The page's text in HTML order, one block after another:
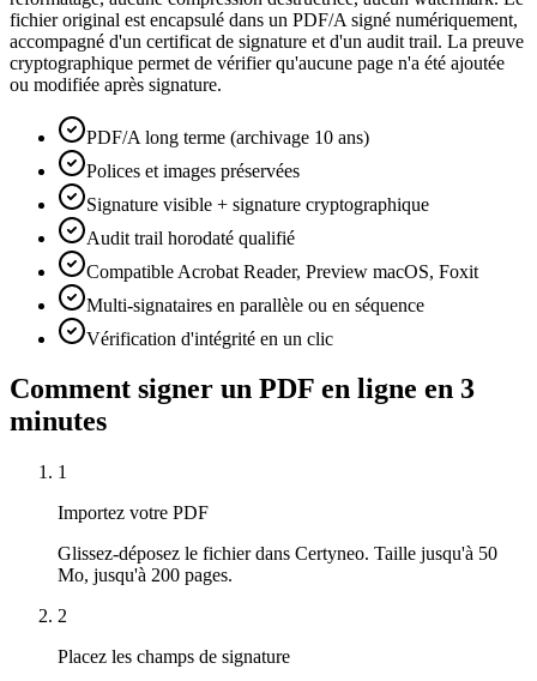
fichier original est encapsulé dans un PDF/A signé numériquement,
accompagné d'un certificat de signature et d'un audit trail. La preuve
cryptographique permet de vérifier qu'aucune page n'a été ajoutée
ou modifiée après signature.
PDF/A long terme (archivage 10 ans)
Polices et images préservées
Signature visible + signature cryptographique
Audit trail horodaté qualifié
Compatible Acrobat Reader, Preview macOS, Foxit
Multi-signataires en parallèle ou en séquence
Vérification d'intégrité en un clic
Comment signer un PDF en ligne en 3
minutes
1
Importez votre PDF
Glissez-déposez le fichier dans Certyneo. Taille jusqu'à 50
Mo, jusqu'à 200 pages.
2
Placez les champs de signature